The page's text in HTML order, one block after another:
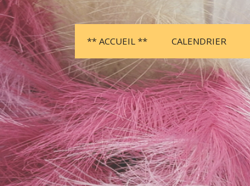
** ACCUEIL ** CALENDRIER